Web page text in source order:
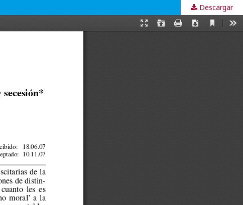
Descargar